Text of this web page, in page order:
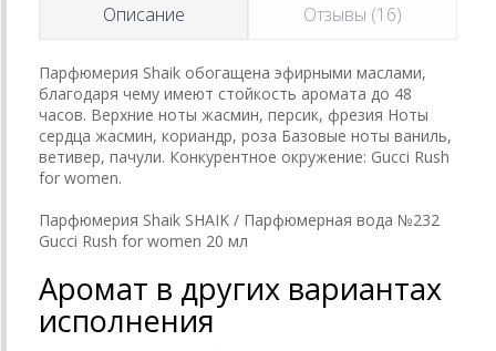
Описание Отзывы (16)
Парфюмерия Shaik обогащена эфирными маслами,
благодаря чему имеют стойкость аромата до 48
часов. Верхние ноты жасмин, персик, фрезия Ноты
сердца жасмин, кориандр, роза Базовые ноты ваниль,
ветивер, пачули. Конкурентное окружение: Gucci Rush
for women.
Парфюмерия Shaik SHAIK / Парфюмерная вода №232
Gucci Rush for women 20 мл
Аромат в других вариантах
исполнения